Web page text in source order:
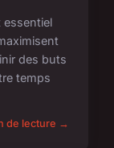
essentiel
des buts
temps
de lecture →